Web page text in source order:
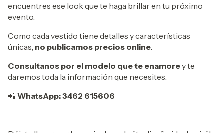
encuentres ese look que te haga brillar en tu próximo
evento.
Como cada vestido tiene detalles y características
únicas, no publicamos precios online.
Consultanos por el modelo que te enamorey te
daremos toda la información que necesites.
📲 WhatsApp: 3462 615606